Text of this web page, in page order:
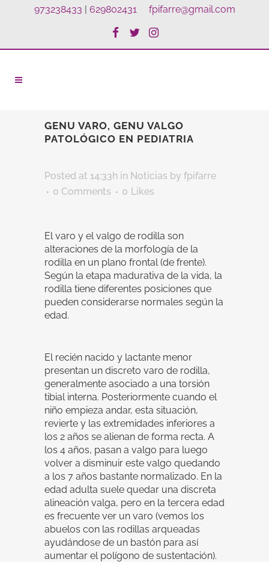
973238433 | 629802431 fpifarre@gmail.com
GENU VARO, GENU VALGO
PATOLÓGICO EN PEDIATRIA
Posted at 14:33h in Noticias by fpifarre
0 Comments
0 Likes
El varo y el valgo de rodilla son
alteraciones de la morfología de la
rodilla en un plano frontal (de frente).
Según la etapa madurativa de la vida, la
rodilla tiene diferentes posiciones que
pueden considerarse normales según la
edad.
El recién nacido y lactante menor
presentan un discreto varo de rodilla,
generalmente asociado a una torsión
tibial interna. Posteriormente cuando el
niño empieza andar, esta situación,
revierte y las extremidades inferiores a
los 2 años se alienan de forma recta. A
los 4 años, pasan a valgo para luego
volver a disminuir este valgo quedando
a los 7 años bastante normalizado. En la
edad adulta suele quedar una discreta
alineación valga, pero en la tercera edad
es frecuente ver un varo (vemos los
abuelos con las rodillas arqueadas
ayudándose de un bastón para así
aumentar el polígono de sustentación).